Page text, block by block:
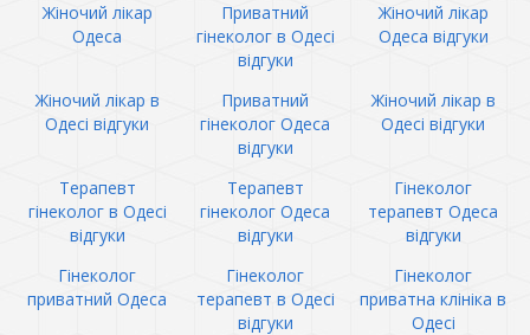
Жіночий лікар
Одеса
Приватний
гінеколог в Одесі
відгуки
Жіночий лікар
Одеса відгуки
Жіночий лікар в
Одесі відгуки
Приватний
гінеколог Одеса
відгуки
Жіночий лікар в
Одесі відгуки
Терапевт
гінеколог в Одесі
відгуки
Терапевт
гінеколог Одеса
відгуки
Гінеколог
терапевт Одеса
відгуки
Гінеколог
приватний Одеса
Гінеколог
терапевт в Одесі
відгуки
Гінеколог
приватна клініка в
Одесі